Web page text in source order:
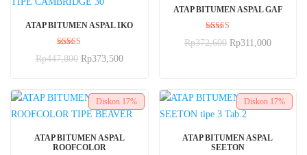
ATAP BITUMEN ASPAL IKO
Dinilai
5.00
Rp447,800 Rp373,500
ATAP BITUMEN ASPAL GAF
Dinilai
5.00
Rp372,600 Rp311,000
Diskon 17%
ATAP BITUMEN ASPAL
ROOFCOLOR
Diskon 17%
ATAP BITUMEN ASPAL
SEETON